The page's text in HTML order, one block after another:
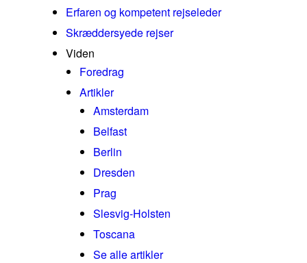
Erfaren og kompetent rejseleder
Skræddersyede rejser
Viden
Foredrag
Artikler
Amsterdam
Belfast
Berlin
Dresden
Prag
Slesvig-Holsten
Toscana
Se alle artikler